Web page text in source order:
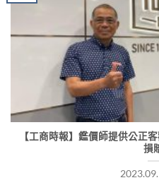
【工商時報】鑑價師提供公正
損